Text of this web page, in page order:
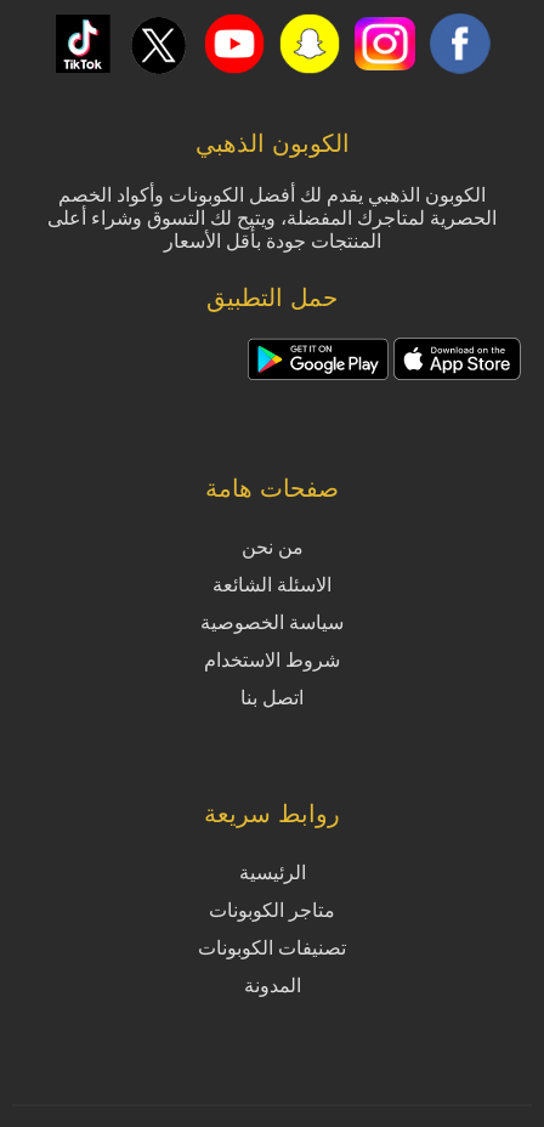
الكوبون الذهبي
الكوبون الذهبي يقدم لك أفضل الكوبونات وأكواد الخصم
الحصرية لمتاجرك المفضلة، ويتيح لك التسوق وشراء أعلى
المنتجات جودة بأقل الأسعار
حمل التطبيق
صفحات هامة
من نحن
الاسئلة الشائعة
سياسة الخصوصية
شروط الاستخدام
اتصل بنا
روابط سريعة
الرئيسية
متاجر الكوبونات
تصنيفات الكوبونات
المدونة